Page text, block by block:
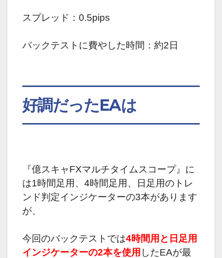
スプレッド：0.5pips
バックテストに費やした時間：約2日
好調だったEAは
『億スキャFXマルチタイムスコープ』に
は1時間足用、4時間足用、日足用のトレ
ンド判定インジケーターの3本があります
が、
今回のバックテストでは4時間用と日足用
インジケーターの2本を使用 したEAが最